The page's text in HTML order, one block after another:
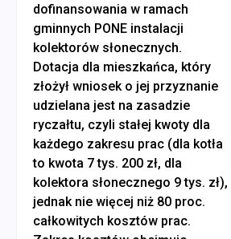
dofinansowania w ramach
gminnych PONE instalacji
kolektorów słonecznych.
Dotacja dla mieszkańca, który
złożył wniosek o jej przyznanie
udzielana jest na zasadzie
ryczałtu, czyli stałej kwoty dla
każdego zakresu prac (dla kotła
to kwota 7 tys. 200 zł, dla
kolektora słonecznego 9 tys. zł),
jednak nie więcej niż 80 proc.
całkowitych kosztów prac.